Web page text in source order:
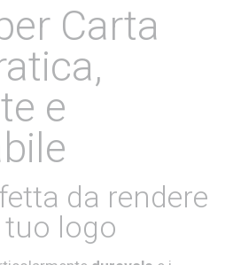
Carta
e
da rendere
logo